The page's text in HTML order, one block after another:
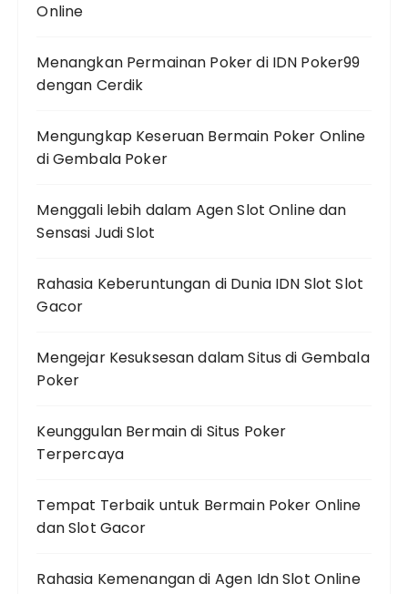
Online
Menangkan Permainan Poker di IDN Poker99
dengan Cerdik
Mengungkap Keseruan Bermain Poker Online
di Gembala Poker
Menggali lebih dalam Agen Slot Online dan
Sensasi Judi Slot
Rahasia Keberuntungan di Dunia IDN Slot Slot
Gacor
Mengejar Kesuksesan dalam Situs di Gembala
Poker
Keunggulan Bermain di Situs Poker
Terpercaya
Tempat Terbaik untuk Bermain Poker Online
dan Slot Gacor
Rahasia Kemenangan di Agen Idn Slot Online